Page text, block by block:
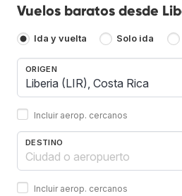
Vuelos baratos desde
Ida y vuelta Solo ida
ORIGEN
Incluir aerop. cercanos
DESTINO
Incluir aerop. cercanos